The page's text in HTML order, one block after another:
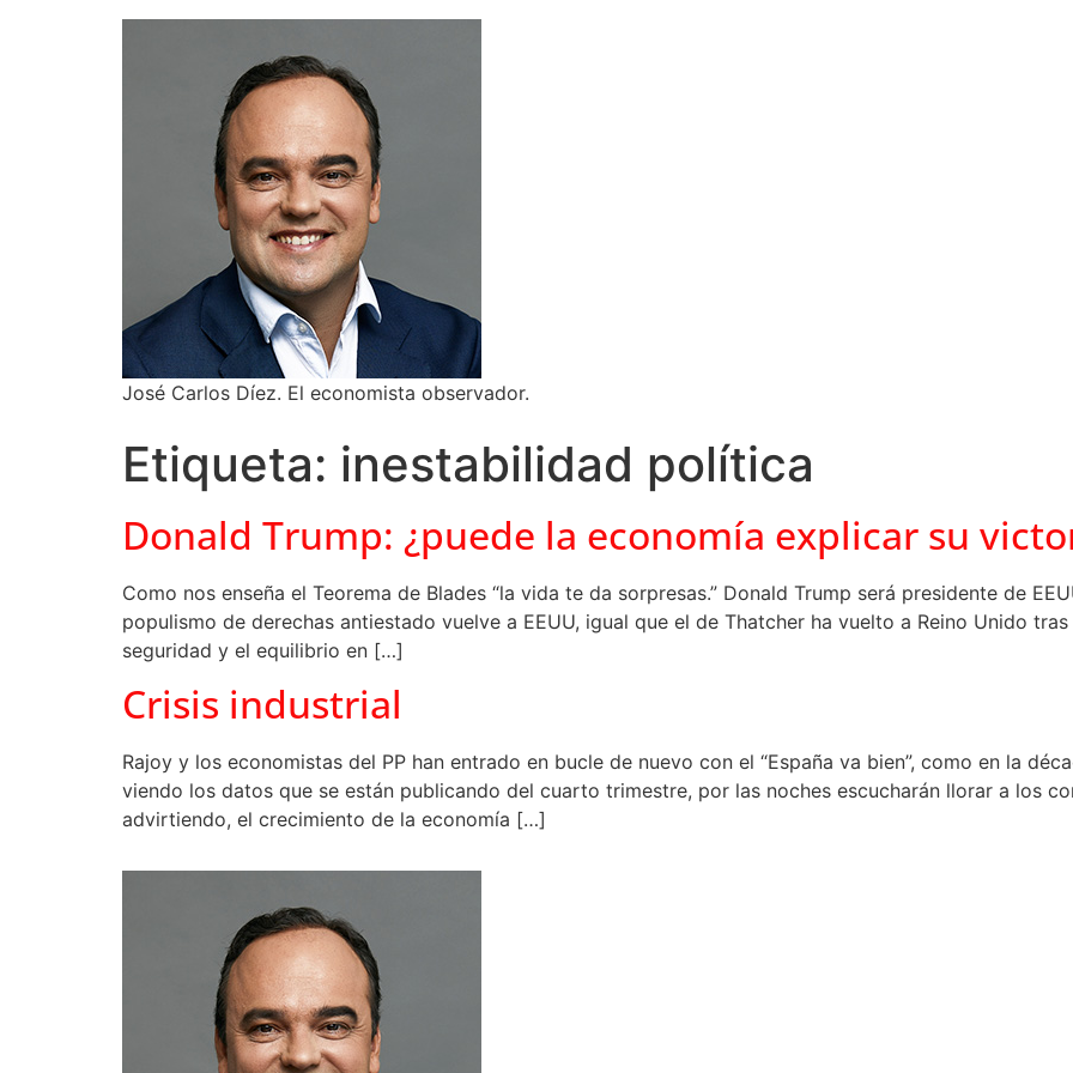
José Carlos Díez. El economista observador.
Etiqueta: inestabilidad política
Donald Trump: ¿puede la economía explicar su
Como nos enseña el Teorema de Blades “la vida te da sorpresas.” Donald Trump será presidente de
populismo de derechas antiestado vuelve a EEUU, igual que el de Thatcher ha vuelto a Reino Unido
seguridad y el equilibrio en […]
Crisis industrial
Rajoy y los economistas del PP han entrado en bucle de nuevo con el “España va bien”, como en la
viendo los datos que se están publicando del cuarto trimestre, por las noches escucharán llorar a los
advirtiendo, el crecimiento de la economía […]